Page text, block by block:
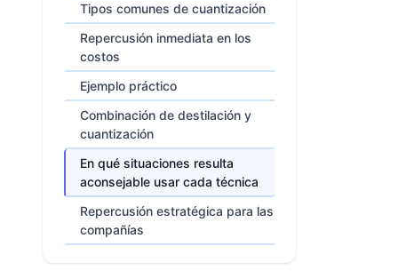
Tipos comunes de cuantización
Repercusión inmediata en los
costos
Ejemplo práctico
Combinación de destilación y
cuantización
En qué situaciones resulta
aconsejable usar cada técnica
Repercusión estratégica para las
compañías